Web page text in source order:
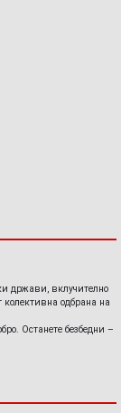
држави, вклучително
колективна одбрана на
Останете безбедни –